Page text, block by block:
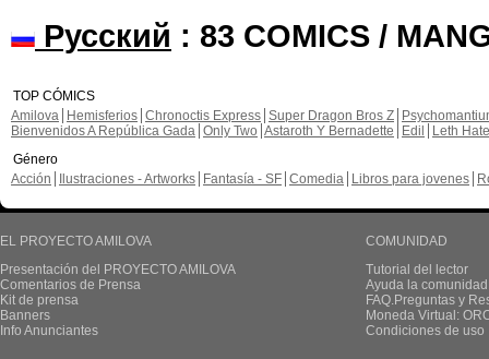
Русский : 83 COMICS /
TOP CÓMICS
Amilova
Hemisferios Chronoctis Express Super Dragon Bros Z
Bienvenidos A República Gada Only Two Astaroth Y Bernadette Edil
Leth Hate
Género
Acción
Ilustraciones - Artworks Fantasía - SF Comedia Libros para jovenes
EL PROYECTO AMILOVA
Presentación del PROYECTO AMILOVA
Comentarios de Prensa
Kit de prensa
Banners
Info Anunciantes
COMUNIDAD
Tutorial del lector
Ayuda la
FAQ.Preguntas y
Moneda Virtual:
Condiciones de uso